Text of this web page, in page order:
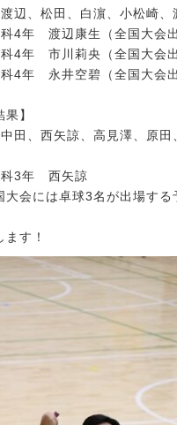
辺、松田、白濵、小松崎、
4年 渡辺康生（全国大会出
4年 市川莉央（全国大会出
4年 永井空碧（全国大会出
】
田、西矢諒、高見澤、原田
科3年 西矢諒
会には卓球3名が出場する
す！